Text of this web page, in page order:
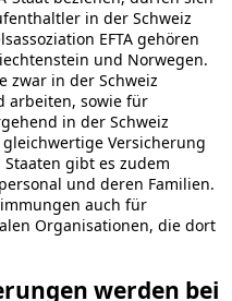
in der Schweiz
EFTA gehören
und Norwegen.
zwar in der Schweiz
arbeiten, sowie für
in der Schweiz
Versicherung
gibt es zudem
und deren Familien.
auch für
Organisationen, die dort
werden bei